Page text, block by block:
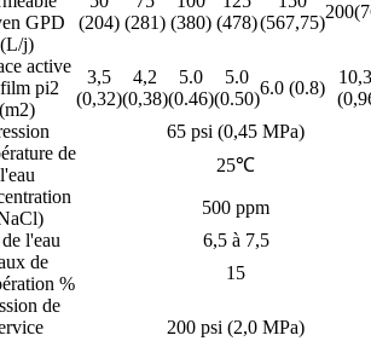
GPD
(L/j)
(204) (281) (380) (478)(567,75)
active
pi2
(m2)
3,5
(0,32)
4,2
(0,38)
5.0
(0.46)
5.0
(0.50)
6.0 (0.8)
65 psi (0,45 MPa)
de
l'eau
25℃
500 ppm
l'eau
6,5 à 7,5
de
%
15
de
200 psi (2,0 MPa)